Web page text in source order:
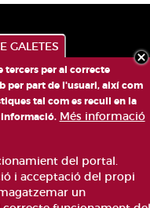
GALETES
tercers per al correcte
per part de l'usuari, així com
tal com es recull en la
Més informació
del portal.
i acceptació del propi
un